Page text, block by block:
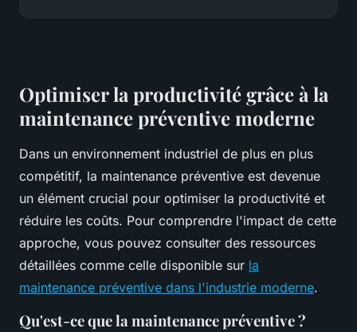
Optimiser la productivité grâce à la
maintenance préventive moderne
Dans un environnement industriel de plus en plus
compétitif, la maintenance préventive est devenue
un élément crucial pour optimiser la productivité et
réduire les coûts. Pour comprendre l'impact de cette
approche, vous pouvez consulter des ressources
détaillées comme celle disponible sur la
maintenance préventive dans l'industrie moderne.
Qu'est-ce que la maintenance préventive ?